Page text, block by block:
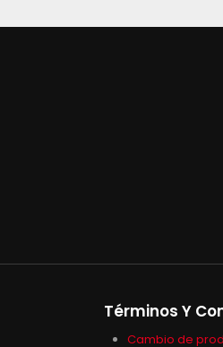
Términos Y
Cambio de